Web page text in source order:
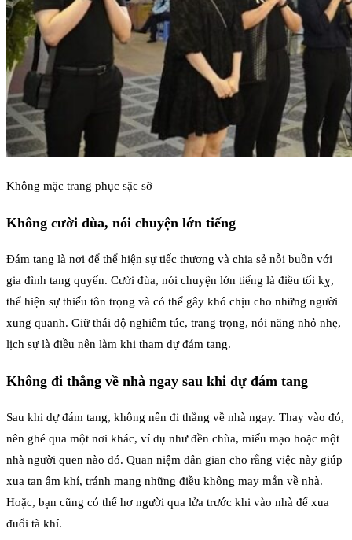
Không mặc trang phục sặc sỡ
Không cười đùa, nói chuyện lớn tiếng
Đám tang là nơi để thể hiện sự tiếc thương và chia sẻ nỗi buồn với
gia đình tang quyến. Cười đùa, nói chuyện lớn tiếng là điều tối kỵ,
thể hiện sự thiếu tôn trọng và có thể gây khó chịu cho những người
xung quanh. Giữ thái độ nghiêm túc, trang trọng, nói năng nhỏ nhẹ,
lịch sự là điều nên làm khi tham dự đám tang.
Không đi thẳng về nhà ngay sau khi dự đám tang
Sau khi dự đám tang, không nên đi thẳng về nhà ngay. Thay vào đó,
nên ghé qua một nơi khác, ví dụ như đền chùa, miếu mạo hoặc một
nhà người quen nào đó. Quan niệm dân gian cho rằng việc này giúp
xua tan âm khí, tránh mang những điều không may mắn về nhà.
Hoặc, bạn cũng có thể hơ người qua lửa trước khi vào nhà để xua
đuổi tà khí.